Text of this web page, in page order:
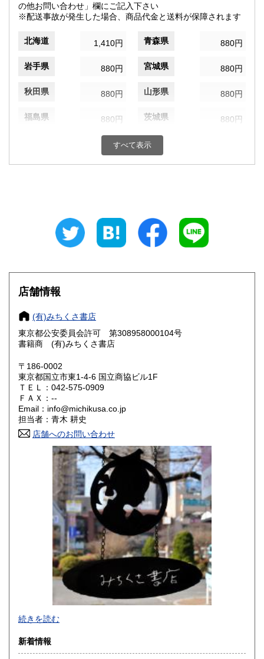
の他お問い合わせ」欄にご記入下さい
※配送事故が発生した場合、商品代金と送料が保障されます
北海道 1,410円 青森県 880円
岩手県 880円 宮城県 880円
秋田県 880円 山形県 880円
福島県 880円 茨城県 880円
880円 群馬県
埼玉県 千葉県
880円 富山県
880円 福井県
880円 880円
岐阜県
愛知県
滋賀県 990円
大阪府 990円
奈良県
鳥取県
1,150円 広島県
1,150円 徳島県
1,150円 愛媛県
1,150円 福岡県
1,410円 長崎県
1,410円 大分県
1,410円 鹿児島県
沖縄県
すべて表示
店舗情報
(有)みちくさ書店
東京都公安委員会許可 第308958000104号
書籍商 (有)みちくさ書店
〒186-0002
東京都国立市東1-4-6 国立商協ビル1F
ＴＥＬ：042-575-0909
ＦＡＸ：--
Email：info@michikusa.co.jp
担当者：青木 耕史
店舗へのお問い合わせ
続きを読む
新着情報